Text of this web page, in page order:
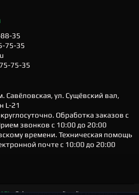
35
75-35
75-35
Савёловская, ул. Сущёвский вал,
L-21
Обработка заказов с
звонков с 10:00 до 20:00
времени. Техническая помощь
почте с 10:00 до 20:00